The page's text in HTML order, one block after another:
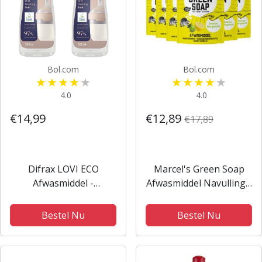
Bol.com
4.0
€14,99
Difrax LOVI ECO
Afwasmiddel -
Babyflessen,
Fopspenen - Geurvrij -
PH-neutraal
Bestel Nu
Bol.com
4.0
€12,89 €17,89
Marcel's Green Soap
Afwasmiddel Navulling -
x 500ml
Bestel Nu